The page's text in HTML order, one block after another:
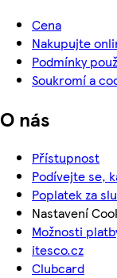
Cena
Nakupujte
Podmínky
Soukromí a
O nás
Přístupnost
Podívejte se,
Poplatek za
Nastavení
Možnosti
itesco.cz
Clubcard